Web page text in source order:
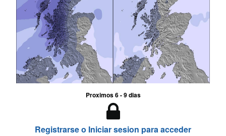
Proximos 6 - 9 dias
Registrarse o Iniciar sesion para acceder